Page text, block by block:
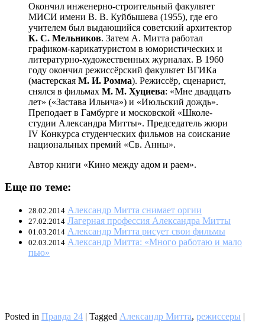
Окончил инженерно-строительный факультет
МИСИ имени В. В. Куйбышева (1955), где его
учителем был выдающийся советский архитектор
К. С. Мельников. Затем А. Митта работал
графиком-карикатуристом в юмористических и
литературно-художественных журналах. В 1960
году окончил режиссёрский факультет ВГИКа
(мастерская М. И. Ромма). Режиссёр, сценарист,
снялся в фильмах М. М. Хуциева: «Мне двадцать
лет» («Застава Ильича») и «Июльский дождь».
Преподает в Гамбурге и московской «Школе-
студии Александра Митты». Председатель жюри
IV Конкурса студенческих фильмов на соискание
национальных премий «Св. Анны».
Автор книги «Кино между адом и раем».
Еще по теме:
28.02.2014 Александр Митта снимает оргии
27.02.2014 Лагерная профессия Александра Митты
01.03.2014 Александр Митта рисует свои фильмы
02.03.2014 Александр Митта: «Много работаю и мало
пью»
Posted in Правда 24 | Tagged Александр Митта, режиссеры |